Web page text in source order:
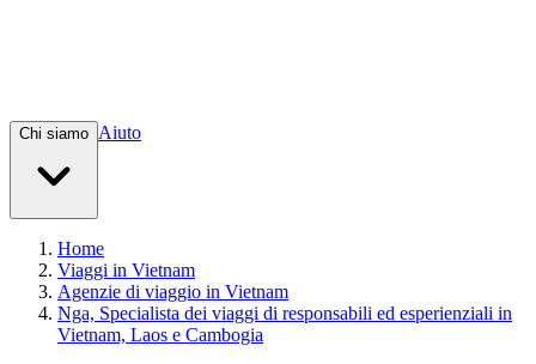
Chi siamo Aiuto
Home
Viaggi in Vietnam
Agenzie di viaggio in Vietnam
Nga, Specialista dei viaggi di responsabili ed esperienziali in
Vietnam, Laos e Cambogia